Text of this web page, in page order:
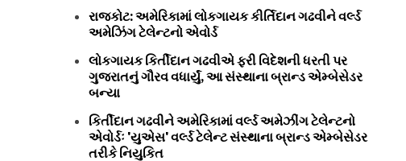
રાજકોટ: અમેરિકામાં લોકગાયક કીર્તિદાન ગઢવીને વર્લ્ડ
અમેઝિંગ ટેલેન્ટનો એવોર્ડ
લોકગાયક કિર્તીદાન ગઢવીએ ફરી વિદેશની ધરતી પર
ગુજરાતનું ગૌરવ વધાર્યું, આ સંસ્થાના બ્રાન્ડ એમ્બેસેડર
બન્યા
કિર્તીદાન ગઢવીને અમેરિકામાં વર્લ્ડ અમેઝીંગ ટેલેન્ટનો
એવોર્ડઃ 'યુએસ' વર્લ્ડ ટેલેન્ટ સંસ્થાના બ્રાન્ડ એમ્બેસેડર
તરીકે નિયુકિત